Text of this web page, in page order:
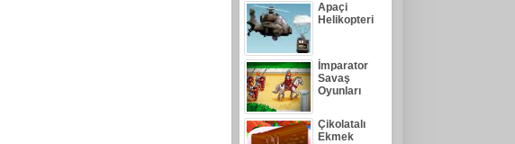
Apaçi
Helikopteri
İmparator
Savaş
Oyunları
Çikolatalı
Ekmek